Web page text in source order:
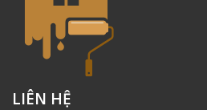
LIÊN HỆ